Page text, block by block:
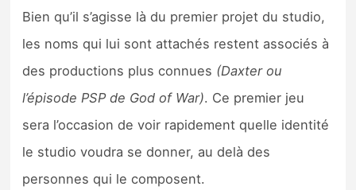
Bien qu’il s’agisse là du premier projet du studio,
les noms qui lui sont attachés restent associés à
des productions plus connues (Daxter ou
l’épisode PSP de God of War). Ce premier jeu
sera l’occasion de voir rapidement quelle identité
le studio voudra se donner, au delà des
personnes qui le composent.